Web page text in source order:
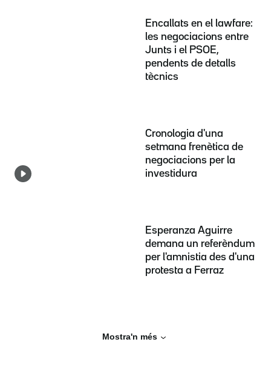
Encallats en el lawfare:
les negociacions entre
Junts i el PSOE,
pendents de detalls
tècnics
Cronologia d'una
setmana frenètica de
negociacions per la
investidura
Esperanza Aguirre
demana un referèndum
per l'amnistia des d'una
protesta a Ferraz
Mostra'n més